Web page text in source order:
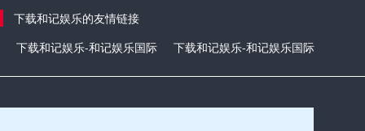
下载和记娱乐的友情链接
下载和记娱乐-和记娱乐国际
下载和记娱乐-和记娱乐国际